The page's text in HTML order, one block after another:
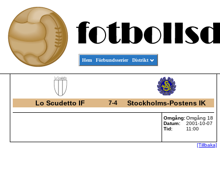
Hem Förbundsserier Distrikt
Lo Scudetto IF 7-4 Stockholms-Postens IK
Omgång:Omgång 18
Datum:
2001-10-07
Tid:
11:00
[Tillbaka]